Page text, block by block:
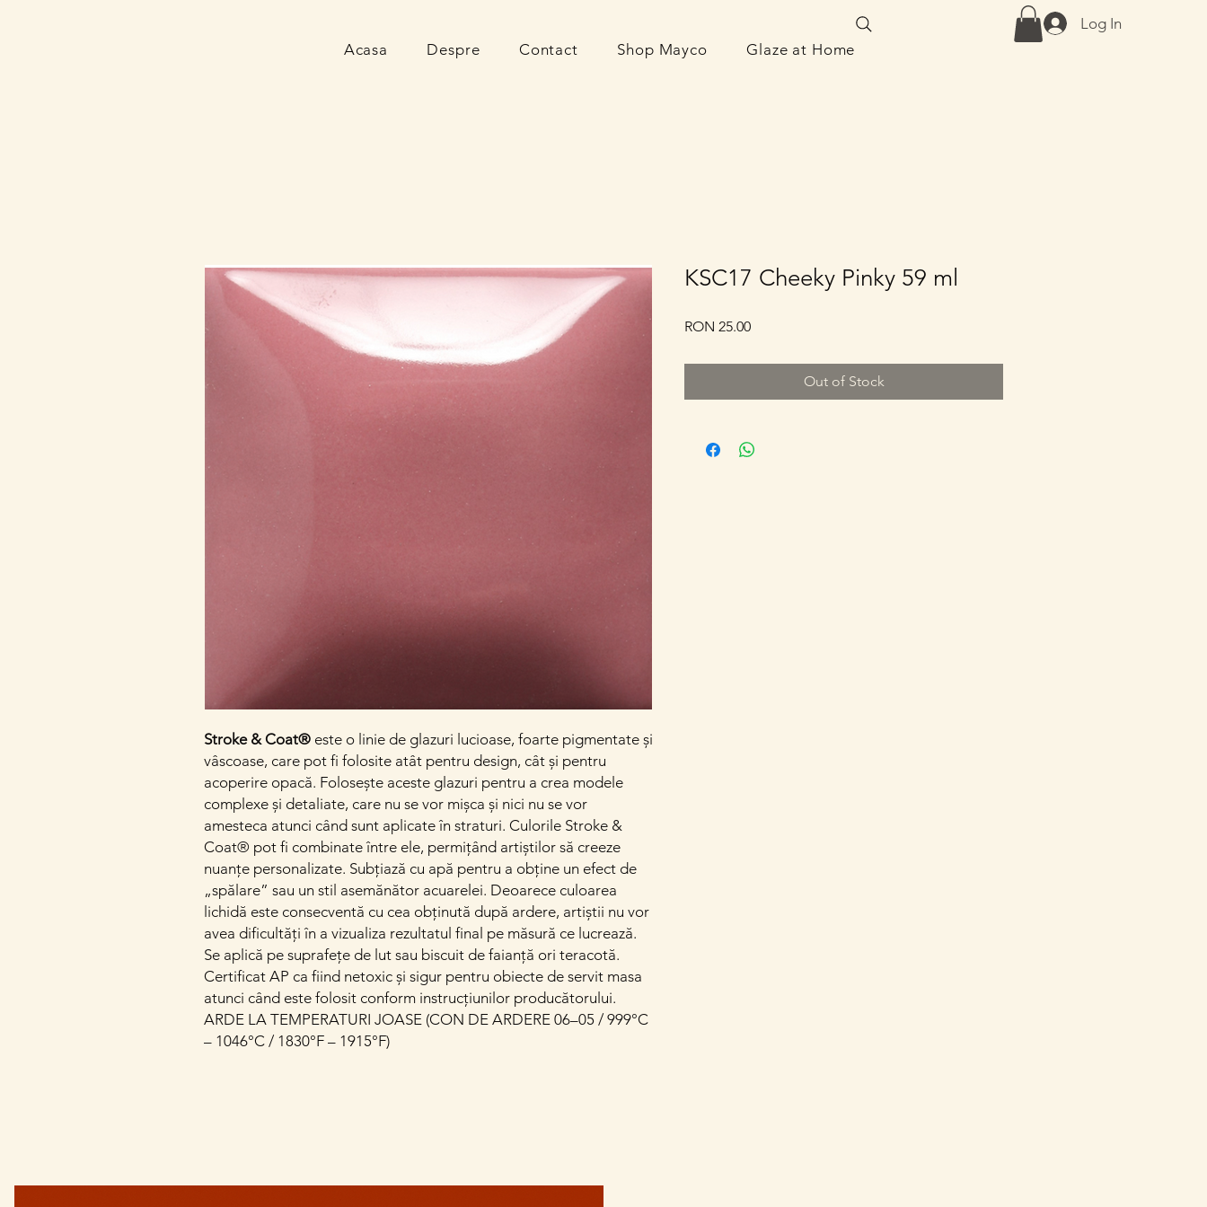
Acasa Despre Contact Shop Mayco Glaze at Home
Log In
Stroke & Coat® este o linie de glazuri lucioase, foarte pigmentate și
vâscoase, care pot fi folosite atât pentru design, cât și pentru
acoperire opacă. Folosește aceste glazuri pentru a crea modele
complexe și detaliate, care nu se vor mișca și nici nu se vor
amesteca atunci când sunt aplicate în straturi. Culorile Stroke &
Coat® pot fi combinate între ele, permițând artiștilor să creeze
nuanțe personalizate. Subțiază cu apă pentru a obține un efect de
„spălare” sau un stil asemănător acuarelei. Deoarece culoarea
lichidă este consecventă cu cea obținută după ardere, artiștii nu vor
avea dificultăți în a vizualiza rezultatul final pe măsură ce lucrează.
Se aplică pe suprafețe de lut sau biscuit de faianță ori teracotă.
Certificat AP ca fiind netoxic și sigur pentru obiecte de servit masa
atunci când este folosit conform instrucțiunilor producătorului.
ARDE LA TEMPERATURI JOASE (CON DE ARDERE 06–05 / 999°C
– 1046°C / 1830°F – 1915°F)
KSC17 Cheeky Pinky 59 ml
RON 25.00Price
Out of Stock